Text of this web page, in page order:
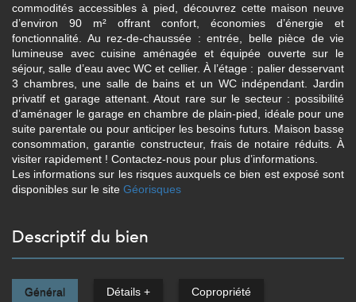
commodités accessibles à pied, découvrez cette maison neuve
d’environ 90 m² offrant confort, économies d’énergie et
fonctionnalité. Au rez-de-chaussée : entrée, belle pièce de vie
lumineuse avec cuisine aménagée et équipée ouverte sur le
séjour, salle d’eau avec WC et cellier. À l’étage : palier desservant
3 chambres, une salle de bains et un WC indépendant. Jardin
privatif et garage attenant. Atout rare sur le secteur : possibilité
d’aménager le garage en chambre de plain-pied, idéale pour une
suite parentale ou pour anticiper les besoins futurs. Maison basse
consommation, garantie constructeur, frais de notaire réduits. À
visiter rapidement ! Contactez-nous pour plus d’informations.
Les informations sur les risques auxquels ce bien est exposé sont
disponibles sur le site Géorisques
descriptif du bien
Général Détails + Copropriété